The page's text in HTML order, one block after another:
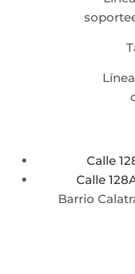
Calle
Calle
Barrio